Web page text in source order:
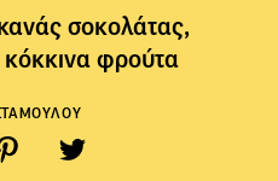
σοκολάτας,
κόκκινα φρούτα